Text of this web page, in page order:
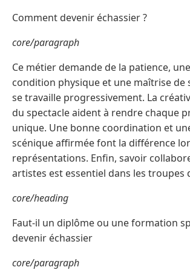
Comment devenir échassier ?
core/paragraph
Ce métier demande de la patience,
condition physique et une maîtrise de
se travaille progressivement. La
du spectacle aident à rendre chaque
unique. Une bonne coordination et
scénique affirmée font la différence
représentations. Enfin, savoir
artistes est essentiel dans les troupes
core/heading
Faut-il un diplôme ou une formation
devenir échassier
core/paragraph